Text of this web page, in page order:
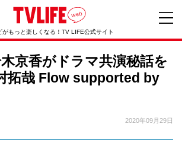
がもっと楽しくなる！TV LIFE公式サイト
京香がドラマ共演秘話を
拓哉 Flow supported by
2020年09月29日